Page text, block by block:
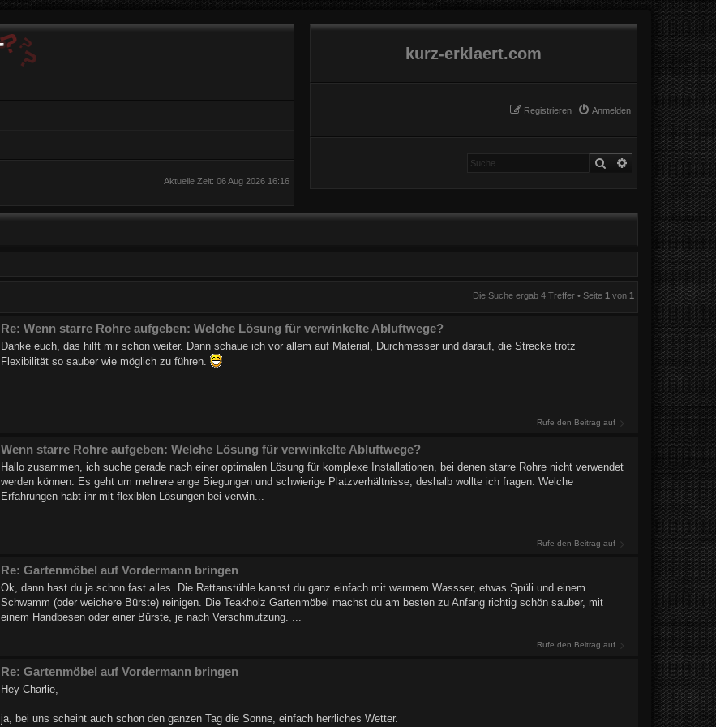
kurz-erklaert.com
Anmelden
Registrieren
Suche Erweiterte Suche
Aktuelle Zeit: 06 Aug 2026 16:16
Die Suche ergab 4 Treffer • Seite 1 von 1
Re: Wenn starre Rohre aufgeben: Welche Lösung für verwinkelte Abluftwege?
Danke euch, das hilft mir schon weiter. Dann schaue ich vor allem auf Material, Durchmesser und darauf, die Strecke trotz
Flexibilität so sauber wie möglich zu führen.
Rufe den Beitrag auf
Wenn starre Rohre aufgeben: Welche Lösung für verwinkelte Abluftwege?
Hallo zusammen, ich suche gerade nach einer optimalen Lösung für komplexe Installationen, bei denen starre Rohre nicht verwendet
werden können. Es geht um mehrere enge Biegungen und schwierige Platzverhältnisse, deshalb wollte ich fragen: Welche
Erfahrungen habt ihr mit flexiblen Lösungen bei verwin...
Rufe den Beitrag auf
Re: Gartenmöbel auf Vordermann bringen
Ok, dann hast du ja schon fast alles. Die Rattanstühle kannst du ganz einfach mit warmem Wassser, etwas Spüli und einem
Schwamm (oder weichere Bürste) reinigen. Die Teakholz Gartenmöbel machst du am besten zu Anfang richtig schön sauber, mit
einem Handbesen oder einer Bürste, je nach Verschmutzung. ...
Rufe den Beitrag auf
Re: Gartenmöbel auf Vordermann bringen
Hey Charlie,
ja, bei uns scheint auch schon den ganzen Tag die Sonne, einfach herrliches Wetter.